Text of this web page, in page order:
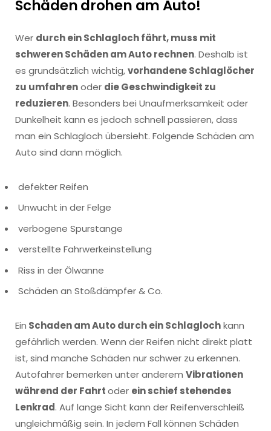
Schäden drohen am Auto!
Wer durch ein Schlagloch fährt, muss mit
schweren Schäden am Auto rechnen. Deshalb ist
es grundsätzlich wichtig,vorhandene Schlaglöcher
zu umfahrenoder die Geschwindigkeit zu
reduzieren. Besonders bei Unaufmerksamkeit oder
Dunkelheit kann es jedoch schnell passieren, dass
man ein Schlagloch übersieht. Folgende Schäden am
Auto sind dann möglich.
defekter Reifen
Unwucht in der Felge
verbogene Spurstange
verstellte Fahrwerkeinstellung
Riss in der Ölwanne
Schäden an Stoßdämpfer & Co.
Ein Schaden am Auto durch ein Schlaglochkann
gefährlich werden. Wenn der Reifen nicht direkt platt
ist, sind manche Schäden nur schwer zu erkennen.
Autofahrer bemerken unter anderem Vibrationen
während der Fahrtoder ein schief stehendes
Lenkrad. Auf lange Sicht kann der Reifenverschleiß
ungleichmäßig sein. In jedem Fall können Schäden